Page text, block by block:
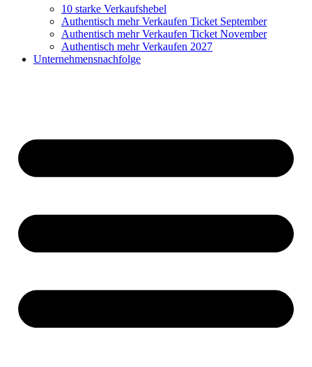
10 starke Verkaufshebel
Authentisch mehr Verkaufen Ticket September
Authentisch mehr Verkaufen Ticket November
Authentisch mehr Verkaufen 2027
Unternehmensnachfolge